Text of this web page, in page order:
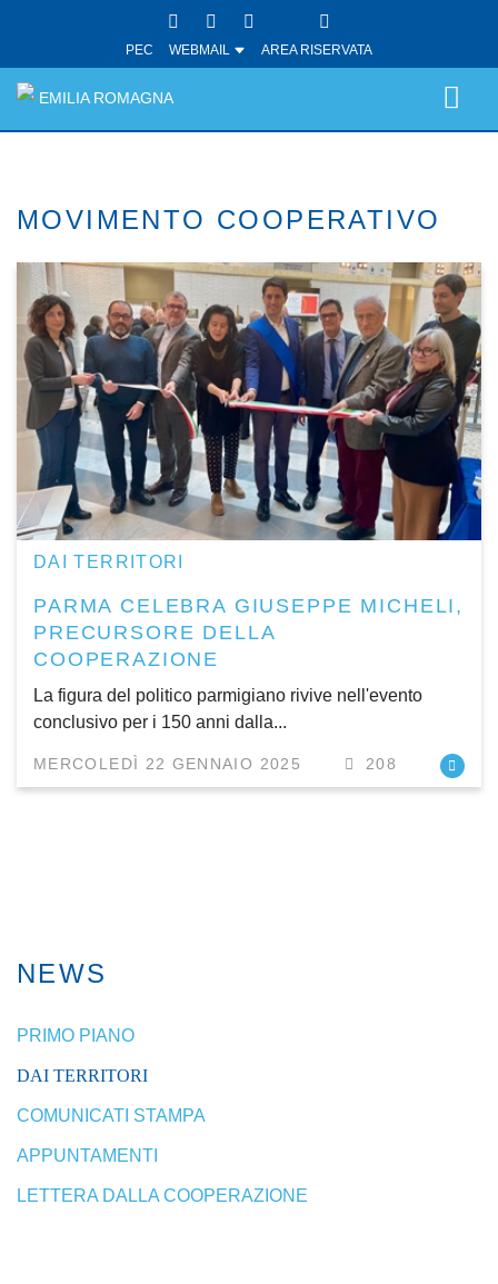
PEC WEBMAIL AREA RISERVATA
EMILIA ROMAGNA
MOVIMENTO COOPERATIVO
DAI TERRITORI
PARMA CELEBRA GIUSEPPE MICHELI,
PRECURSORE DELLA
COOPERAZIONE
La figura del politico parmigiano rivive nell'evento
conclusivo per i 150 anni dalla...
MERCOLEDÌ 22 GENNAIO 2025 208
NEWS
PRIMO PIANO
DAI TERRITORI
COMUNICATI STAMPA
APPUNTAMENTI
LETTERA DALLA COOPERAZIONE